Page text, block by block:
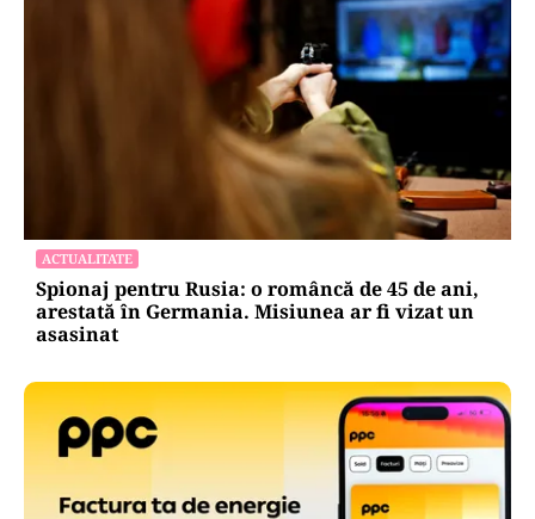
ACTUALITATE
Spionaj pentru Rusia: o româncă de 45 de ani,
arestată în Germania. Misiunea ar fi vizat un
asasinat